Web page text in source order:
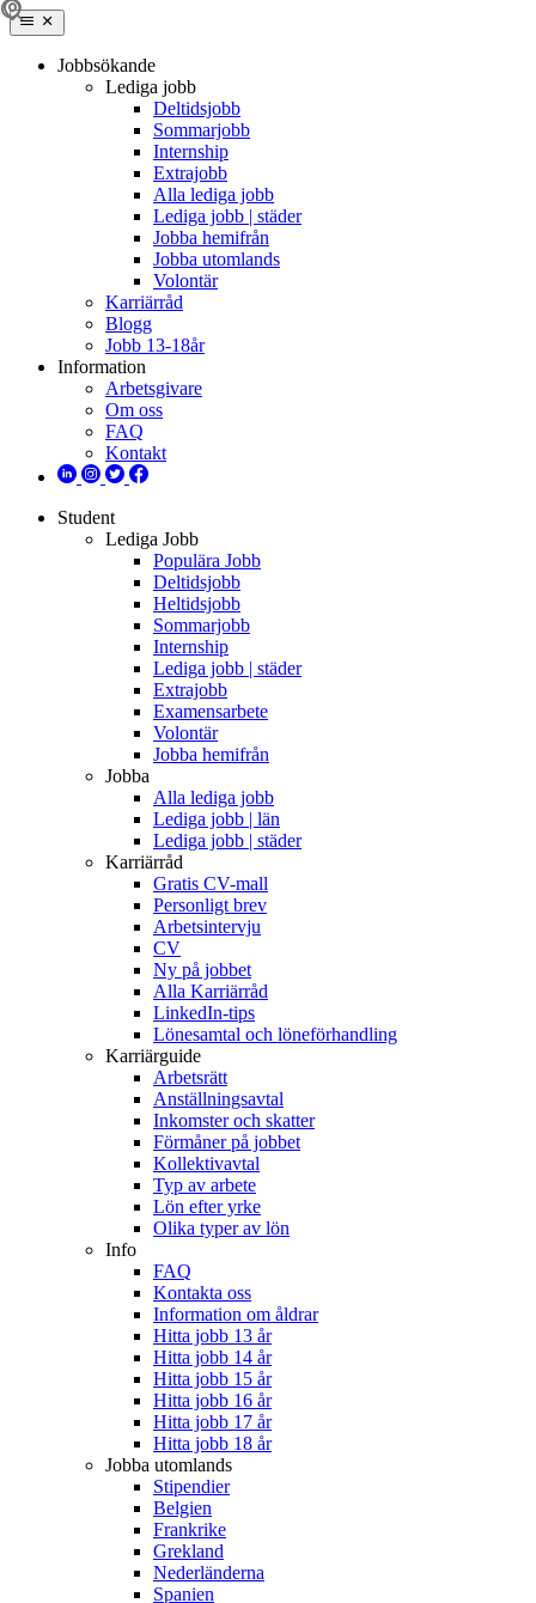
Jobbsökande
Lediga jobb
Deltidsjobb
Sommarjobb
Internship
Extrajobb
Alla lediga jobb
Lediga jobb | städer
Jobba hemifrån
Jobba utomlands
Volontär
Karriärråd
Blogg
Jobb 13-18år
Information
Arbetsgivare
Om oss
FAQ
Kontakt
Student
Lediga Jobb
Populära Jobb
Deltidsjobb
Heltidsjobb
Sommarjobb
Internship
Lediga jobb | städer
Extrajobb
Examensarbete
Volontär
Jobba hemifrån
Jobba
Alla lediga jobb
Lediga jobb | län
Lediga jobb | städer
Karriärråd
Gratis CV-mall
Personligt brev
Arbetsintervju
CV
Ny på jobbet
Alla Karriärråd
LinkedIn-tips
Lönesamtal och löneförhandling
Karriärguide
Arbetsrätt
Anställningsavtal
Inkomster och skatter
Förmåner på jobbet
Kollektivavtal
Typ av arbete
Lön efter yrke
Olika typer av lön
Info
FAQ
Kontakta oss
Information om åldrar
Hitta jobb 13 år
Hitta jobb 14 år
Hitta jobb 15 år
Hitta jobb 16 år
Hitta jobb 17 år
Hitta jobb 18 år
Jobba utomlands
Stipendier
Belgien
Frankrike
Grekland
Nederländerna
Spanien